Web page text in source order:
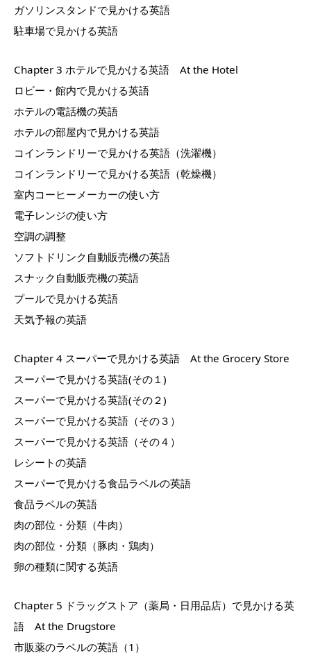
ガソリンスタンドで見かける英語
駐車場で見かける英語
Chapter 3 ホテルで見かける英語 At the Hotel
ロビー・館内で見かける英語
ホテルの電話機の英語
ホテルの部屋内で見かける英語
コインランドリーで見かける英語（洗濯機）
コインランドリーで見かける英語（乾燥機）
室内コーヒーメーカーの使い方
電子レンジの使い方
空調の調整
ソフトドリンク自動販売機の英語
スナック自動販売機の英語
プールで見かける英語
天気予報の英語
Chapter 4 スーパーで見かける英語 At the Grocery Store
スーパーで見かける英語(その１)
スーパーで見かける英語(その２)
スーパーで見かける英語（その３）
スーパーで見かける英語（その４）
レシートの英語
スーパーで見かける食品ラベルの英語
食品ラベルの英語
肉の部位・分類（牛肉）
肉の部位・分類（豚肉・鶏肉）
卵の種類に関する英語
Chapter 5 ドラッグストア（薬局・日用品店）で見かける英
語 At the Drugstore
市販薬のラベルの英語（1）